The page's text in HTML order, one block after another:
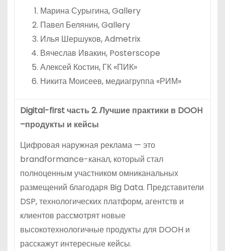
Марина Сурыгина, Gallery
Павел Белянин, Gallery
Илья Шершуков, Admetrix
Вячеслав Ивакин, Posterscope
Алексей Костин, ГК «ПИК»
Никита Моисеев, медиагруппа «РИМ»
Digital-first часть 2. Лучшие практики в DOOH
–продукты и кейсы
Цифровая наружная реклама — это
brandformance-канал, который стал
полноценным участником омниканальных
размещений благодаря Big Data. Представители
DSP, технологических платформ, агентств и
клиентов рассмотрят новые
высокотехнологичные продукты для DOOH и
расскажут интересные кейсы.